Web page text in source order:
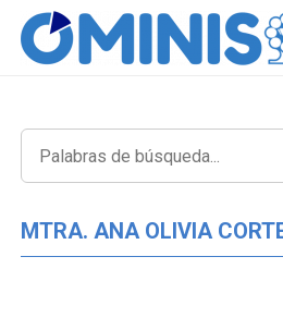
MTRA. ANA OLIVIA